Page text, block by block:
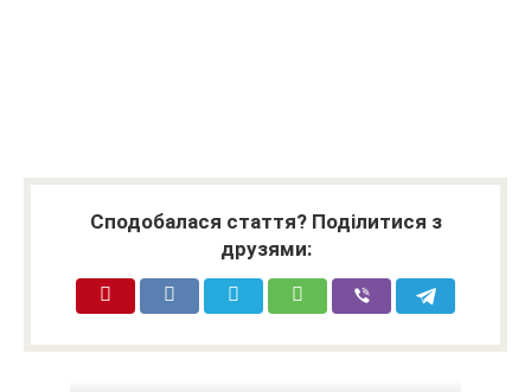
Сподобалася стаття? Поділитися з
друзями: